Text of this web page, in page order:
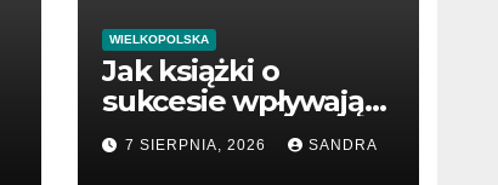
WIELKOPOLSKA
Jak książki o
sukcesie wpływają
na rozwój wiedzy
7 SIERPNIA, 2026 SANDRA